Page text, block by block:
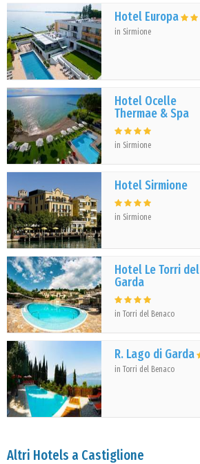
Hotel Europa
in Sirmione
Hotel Ocelle
Thermae & Spa
in Sirmione
Hotel Sirmione
in Sirmione
Hotel Le Torri del
Garda
in Torri del Benaco
R. Lago di Garda
in Torri del Benaco
Altri Hotels a Castiglione